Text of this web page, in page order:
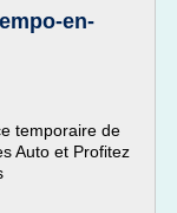
en-
temporaire de
Auto et Profitez